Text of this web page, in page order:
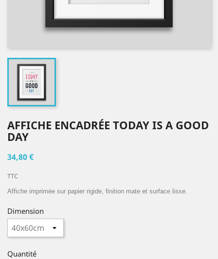
AFFICHE ENCADRÉE TODAY IS A GOOD
DAY
34,80 €
TTC
Affiche imprimée sur papier rigide, finition mate et surface lisse.
Dimension
Quantité